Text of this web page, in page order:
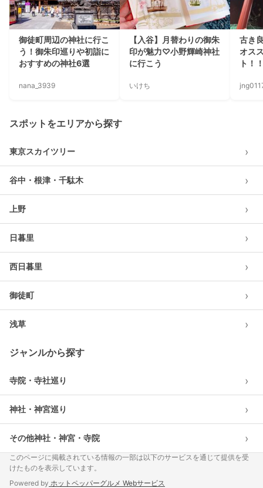
御徒町周辺の神社に行こ
う！御朱印巡りや初詣に
おすすめの神社6選
nana_3939
【入谷】月替わりの御朱
印が魅力♡小野輝崎神社
に行こう
いけち
古き
オス
ト！
スポットをエリアから探す
東京スカイツリー ›
谷中・根津・千駄木 ›
上野 ›
日暮里 ›
西日暮里 ›
御徒町 ›
浅草 ›
ジャンルから探す
寺院・寺社巡り ›
神社・神宮巡り ›
その他神社・神宮・寺院 ›
このページに掲載されている情報の一部は以下のサービスを通じて提供を受
けたものを表示しています。
Powered by ホットペッパーグルメ Webサービス